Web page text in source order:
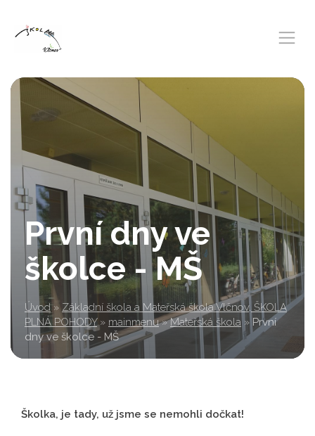
První dny ve
školce - MŠ
Úvod » Základní škola a Mateřská škola Vlčnov, ŠKOLA
PLNÁ POHODY » mainmenu » Mateřská škola » První
dny ve školce - MŠ
Školka, je tady, už jsme se nemohli dočkat!